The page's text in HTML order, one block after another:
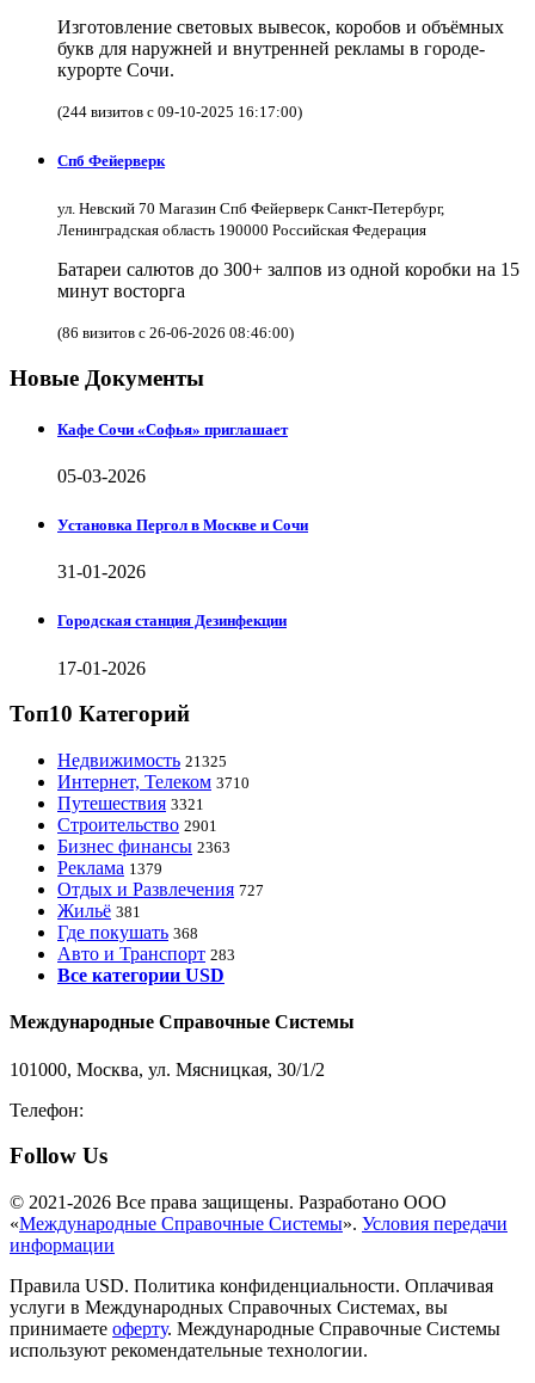
Изготовление световых вывесок, коробов и объёмных
букв для наружней и внутренней рекламы в городе-
курорте Сочи.
(244 визитов с 09-10-2025 16:17:00)
Спб Фейерверк
ул. Невский 70 Магазин Спб Фейерверк Санкт-Петербург,
Ленинградская область 190000 Российская Федерация
Батареи салютов до 300+ залпов из одной коробки на 15
минут восторга
(86 визитов с 26-06-2026 08:46:00)
Новые Документы
Кафе Сочи «Софья» приглашает
05-03-2026
Установка Пергол в Москве и Сочи
31-01-2026
Городская станция Дезинфекции
17-01-2026
Топ10 Категорий
Недвижимость 21325
Интернет, Телеком 3710
Путешествия 3321
Строительство 2901
Бизнес финансы 2363
Реклама 1379
Отдых и Развлечения 727
Жильё 381
Где покушать 368
Авто и Транспорт 283
Все категории USD
Международные Справочные Системы
101000, Москва, ул. Мясницкая, 30/1/2
Телефон:
Follow Us
© 2021-2026 Все права защищены. Разработано ООО
«Международные Справочные Системы». Условия передачи
информации
Правила USD. Политика конфиденциальности. Оплачивая
услуги в Международных Справочных Системах, вы
принимаете оферту. Международные Справочные Системы
используют рекомендательные технологии.